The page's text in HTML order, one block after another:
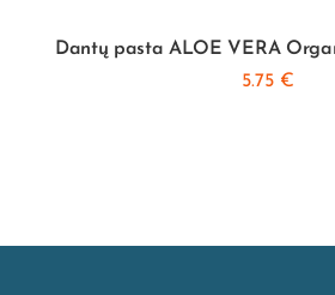
Dantų pasta ALOE VERA
5.75 €